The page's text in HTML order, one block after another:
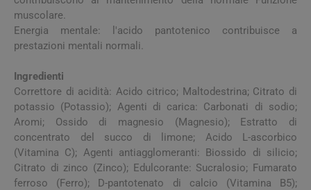
muscolare.
Energia mentale: l'acido pantotenico contribuisce a
prestazioni mentali normali.
Ingredienti
Correttore di acidità: Acido citrico; Maltodestrina; Citrato di
potassio (Potassio); Agenti di carica: Carbonati di sodio;
Aromi; Ossido di magnesio (Magnesio); Estratto di
concentrato del succo di limone; Acido L-ascorbico
(Vitamina C); Agenti antiagglomeranti: Biossido di silicio;
Citrato di zinco (Zinco); Edulcorante: Sucralosio; Fumarato
ferroso (Ferro); D-pantotenato di calcio (Vitamina B5);